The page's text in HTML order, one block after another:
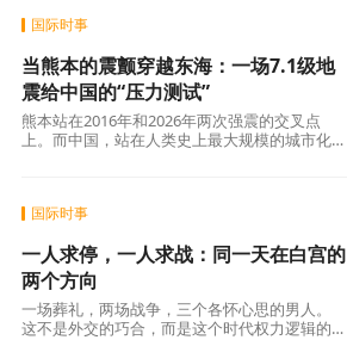
动过，以及，那些“还没动完”的部分，什么时候
国际时事
当熊本的震颤穿越东海：一场7.1级地
震给中国的“压力测试”
熊本站在2016年和2026年两次强震的交叉点
上。而中国，站在人类史上最大规模的城市化进
国际时事
一人求停，一人求战：同一天在白宫的
两个方向
一场葬礼，两场战争，三个各怀心思的男人。
这不是外交的巧合，而是这个时代权力逻辑的缩